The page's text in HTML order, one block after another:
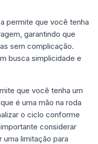
permite que você tenha
garantindo que
sem complicação.
busca simplicidade e
que você tenha um
é uma mão na roda
o ciclo conforme
considerar
limitação para